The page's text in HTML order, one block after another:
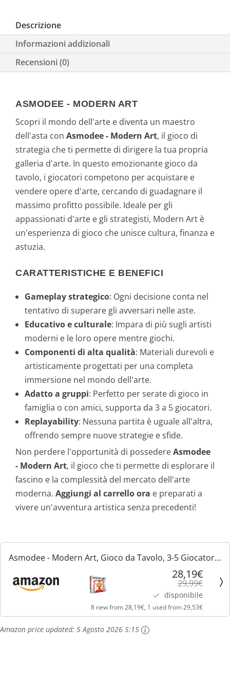
e
e
r
a
:
2
9
,
9
€
.
:
2
8
,
1
9
€
.
Descrizione
Informazioni addizionali
Recensioni (0)
ASMODEE - MODERN ART
Scopri il mondo dell'arte e diventa un maestro
dell'asta con Asmodee - Modern Art, il gioco di
strategia che ti permette di dirigere la tua propria
galleria d'arte. In questo emozionante gioco da
tavolo, i giocatori competono per acquistare e
vendere opere d'arte, cercando di guadagnare il
massimo profitto possibile. Ideale per gli
appassionati d'arte e gli strategisti, Modern Art è
un'esperienza di gioco che unisce cultura, finanza e
astuzia.
CARATTERISTICHE E BENEFICI
Gameplay strategico: Ogni decisione conta nel
tentativo di superare gli avversari nelle aste.
Educativo e culturale: Impara di più sugli artisti
moderni e le loro opere mentre giochi.
Componenti di alta qualità: Materiali durevoli e
artisticamente progettati per una completa
immersione nel mondo dell'arte.
Adatto a gruppi: Perfetto per serate di gioco in
famiglia o con amici, supporta da 3 a 5 giocatori.
Replayability: Nessuna partita è uguale all'altra,
offrendo sempre nuove strategie e sfide.
Non perdere l'opportunità di possedereAsmodee
- Modern Art, il gioco che ti permette di esplorare il
fascino e la complessità del mercato dell'arte
moderna. Aggiungi al carrello ora e preparati a
vivere un'avventura artistica senza precedenti!
Asmodee - Modern Art, Gioco da Tavolo, 3-5 Giocatori,
28,19€
29,99€
disponibile
8 new from 28,19€, 1 used from 29,53€
Amazon price updated: 5 Agosto 2026 5:15